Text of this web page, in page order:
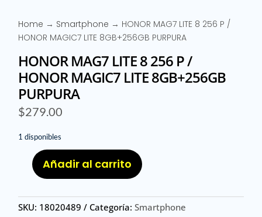
Home → Smartphone → HONOR MAG7 LITE 8 256 P /
HONOR MAGIC7 LITE 8GB+256GB PURPURA
HONOR MAG7 LITE 8 256 P /
HONOR MAGIC7 LITE 8GB+256GB
PURPURA
$279.00
1 disponibles
HONOR
LITE
8
Añadir al carrito
SKU: 18020489 Categoría:Smartphone